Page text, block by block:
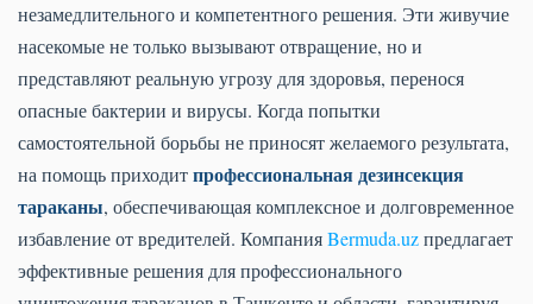
незамедлительного и компетентного решения. Эти живучие
насекомые не только вызывают отвращение, но и
представляют реальную угрозу для здоровья, перенося
опасные бактерии и вирусы. Когда попытки
самостоятельной борьбы не приносят желаемого результата,
на помощь приходитпрофессиональная дезинсекция
тараканы, обеспечивающая комплексное и долговременное
избавление от вредителей. КомпанияBermuda.uzпредлагает
эффективные решения для профессионального